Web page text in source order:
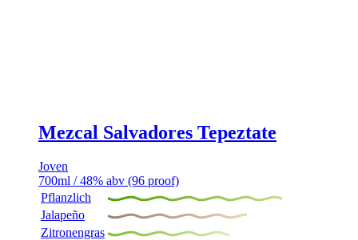
Mezcal Salvadores Tepeztate
Joven
700ml / 48% abv (96 proof)
Pflanzlich
Jalapeño
Zitronengras